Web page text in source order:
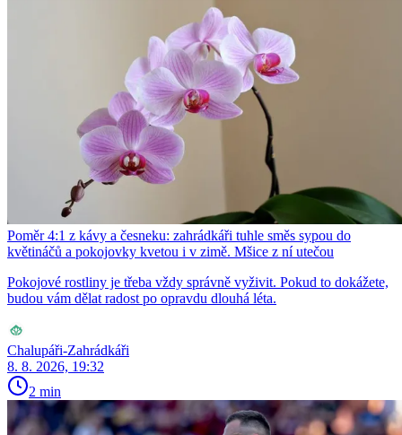
Poměr 4:1 z kávy a česneku: zahrádkáři tuhle směs sypou do
květináčů a pokojovky kvetou i v zimě. Mšice z ní utečou
Pokojové rostliny je třeba vždy správně vyživit. Pokud to dokážete,
budou vám dělat radost po opravdu dlouhá léta.
Chalupáři-Zahrádkáři
8. 8. 2026, 19:32
2 min